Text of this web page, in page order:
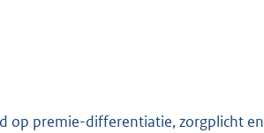
op premie-differentiatie, zorgplicht en